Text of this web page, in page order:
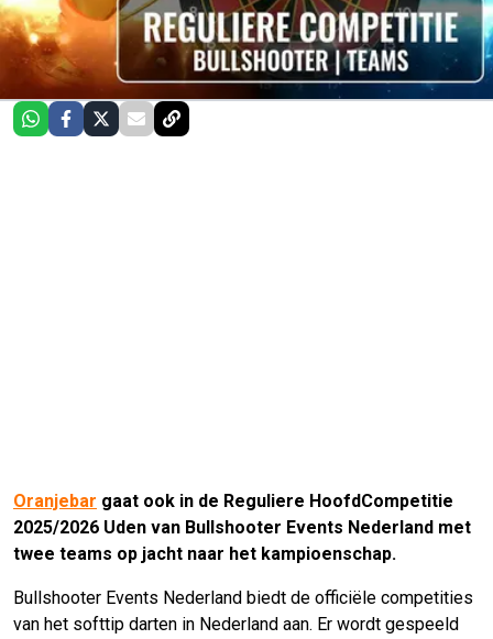
Oranjebar gaat ook in de Reguliere HoofdCompetitie
2025/2026 Uden van Bullshooter Events Nederland met
twee teams op jacht naar het kampioenschap.
Bullshooter Events Nederland biedt de officiële competities
van het softtip darten in Nederland aan. Er wordt gespeeld